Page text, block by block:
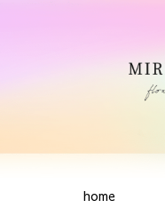
home